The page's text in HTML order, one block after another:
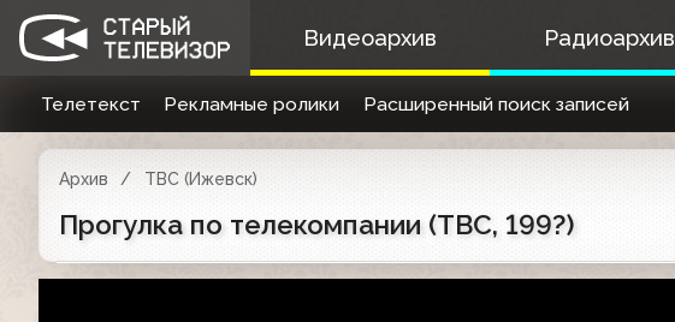
Видеоархив Радиоархив
Телетекст Рекламные ролики Расширенный поиск записей
Архив ТВС (Ижевск)
Прогулка по телекомпании (ТВС, 199?)